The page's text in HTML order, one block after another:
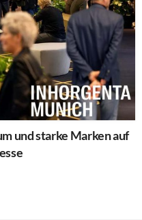
und starke Marken auf